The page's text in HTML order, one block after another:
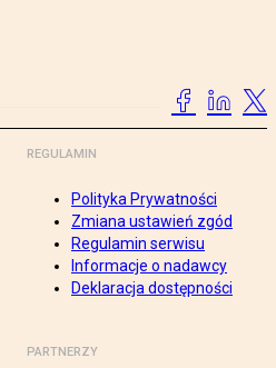
REGULAMIN
Polityka Prywatności
Zmiana ustawień zgód
Regulamin serwisu
Informacje o nadawcy
Deklaracja dostępności
PARTNERZY